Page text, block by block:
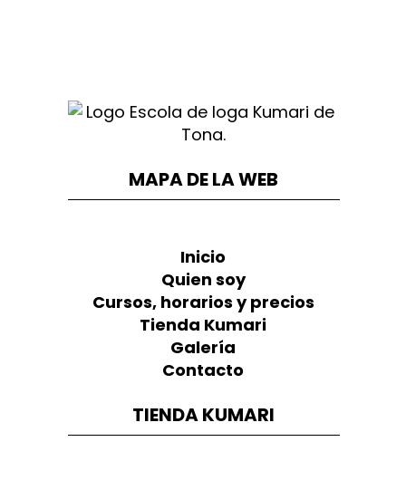
MAPA DE LA WEB
Inicio
Quien soy
Cursos, horarios y precios
Tienda Kumari
Galería
Contacto
TIENDA KUMARI